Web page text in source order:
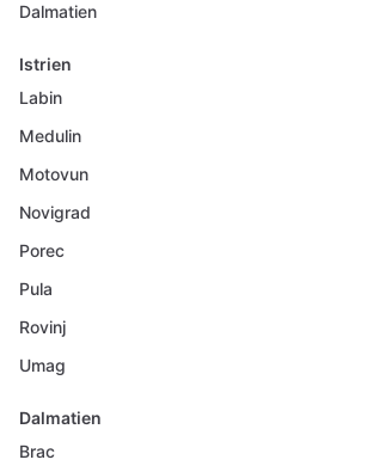
Dalmatien
Istrien
Labin
Medulin
Motovun
Novigrad
Porec
Pula
Rovinj
Umag
Dalmatien
Brac